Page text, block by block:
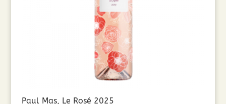
Paul Mas, Le Rosé 2025